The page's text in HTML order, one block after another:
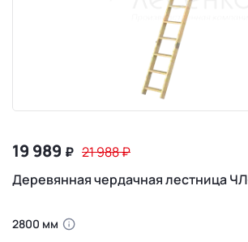
19 989 ₽ 21 988₽
Деревянная чердачная лестница
2800 мм